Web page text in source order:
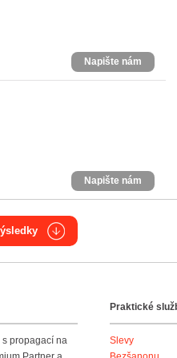
Napište nám
Napište nám
s propagací na
Praktické
Slevy